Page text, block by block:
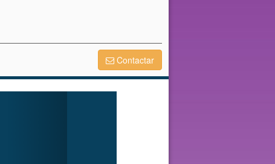
Contactar